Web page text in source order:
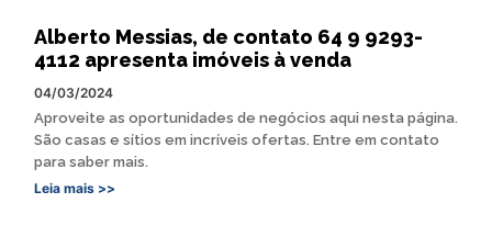
Alberto Messias, de contato 64 9 9293-
4112 apresenta imóveis à venda
04/03/2024
Aproveite as oportunidades de negócios aqui nesta página.
São casas e sítios em incríveis ofertas. Entre em contato
para saber mais.
Leia mais >>